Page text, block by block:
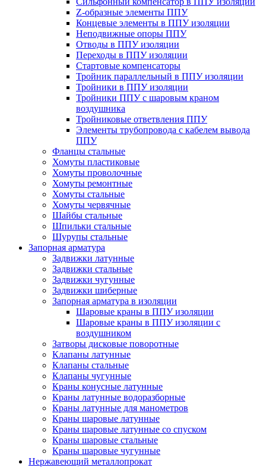
Z-образные элементы ППУ
Концевые элементы в ППУ изоляции
Неподвижные опоры ППУ
Отводы в ППУ изоляции
Переходы в ППУ изоляции
Стартовые компенсаторы
Тройник параллельный в ППУ изоляции
Тройники в ППУ изоляции
Тройники ППУ с шаровым краном
воздушника
Тройниковые ответвления ППУ
Элементы трубопровода с кабелем вывода
ППУ
Фланцы стальные
Хомуты пластиковые
Хомуты проволочные
Хомуты ремонтные
Хомуты стальные
Хомуты червячные
Шайбы стальные
Шпильки стальные
Шурупы стальные
Запорная арматура
Задвижки латунные
Задвижки стальные
Задвижки чугунные
Задвижки шиберные
Запорная арматура в изоляции
Шаровые краны в ППУ изоляции
Шаровые краны в ППУ изоляции с
воздушником
Затворы дисковые поворотные
Клапаны латунные
Клапаны стальные
Клапаны чугунные
Краны конусные латунные
Краны латунные водоразборные
Краны латунные для манометров
Краны шаровые латунные
Краны шаровые латунные со спуском
Краны шаровые стальные
Краны шаровые чугунные
Нержавеющий металлопрокат